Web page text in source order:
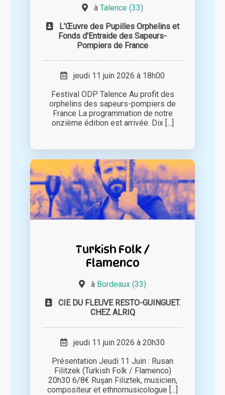
à Talence (33)
L’Œuvre des Pupilles Orphelins et
Fonds d'Entraide des Sapeurs-
Pompiers de France
jeudi 11 juin 2026 à 18h00
Festival ODP Talence Au profit des
orphelins des sapeurs-pompiers de
France La programmation de notre
onzième édition est arrivée. Dix [...]
Turkish Folk /
Flamenco
à Bordeaux (33)
CIE DU FLEUVE RESTO-GUINGUET.
CHEZ ALRIQ
jeudi 11 juin 2026 à 20h30
Présentation Jeudi 11 Juin : Rusan
Filitzek (Turkish Folk / Flamenco)
20h30 6/8€ Ruşan Filiztek, musicien,
compositeur et ethnomusicologue [...]